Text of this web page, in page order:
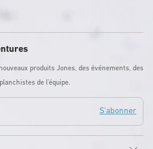
produits Jones, des événements, des
de l'équipe.
S'abonner